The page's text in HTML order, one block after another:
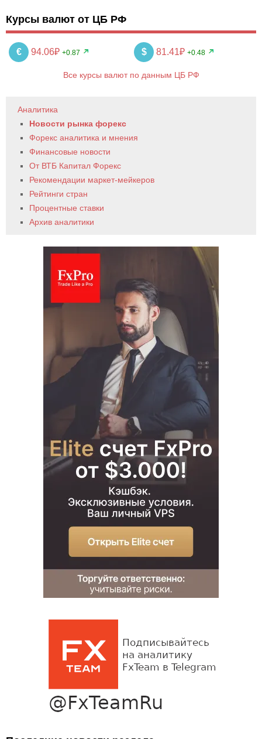
Курсы валют от ЦБ РФ
€ 94.06₽ +0.87 $ 81.41₽ +0.48
Все курсы валют по данным ЦБ РФ
Аналитика
Новости рынка форекс
Форекс аналитика и мнения
Финансовые новости
От ВТБ Капитал Форекс
Рекомендации маркет-мейкеров
Рейтинги стран
Процентные ставки
Архив аналитики